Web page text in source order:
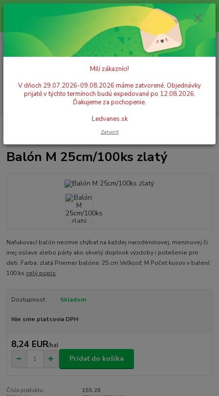
Milí zákazníci! V dňoch 29.07.2026-09.08.2026 máme zatvorené.
Objednávky prijaté v týchto termínoch budú expedované po 12.08.2026.
Ďakujeme za pochopenie. Ledvanes.sk
+421 908 755 958
Po. - Pia. od 9:00 hod. - 16:00 hod.
za0,00 EUR
Balón M 25cm/100ks zlatý
Nafukovací balón nesmie chýbať na každej narodeninovej, meninovej či
inej oslave alebo párty ako skvelý doplnok výzdoby i potešenie pre
deti. Farba: zlatá Priemer balóna: 25 cm Veľkosť: M Počet kusov v balení:
100 ks celý popis
Dostupnosť Skladom
Nie sme platcovia DPH
8,24 EUR/bal
Pridať do košíka
Číslo produktu:
155.28
Milí zákazníci!
V dňoch 29.07.2026-09.08.2026 máme zatvorené. Objednávky
prijaté v týchto termínoch budú expedované po 12.08.2026.
Ďakujeme za pochopenie.
Ledvanes.sk
Zatvoriť